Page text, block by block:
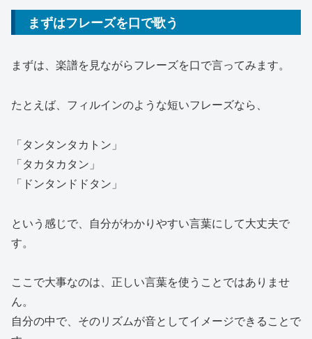
まずはフレーズを口で歌う
まずは、楽譜を見ながらフレーズを口で言ってみます。
たとえば、フィルインのような短いフレーズなら、
「タンタンタカトン」
「タカタカタン」
「ドンタンドドタン」
という感じで、自分がわかりやすい言葉にして大丈夫で
す。
ここで大事なのは、正しい言葉を使うことではありませ
ん。
自分の中で、そのリズムが音としてイメージできることで